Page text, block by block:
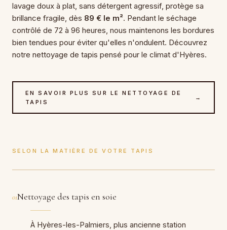
lavage doux à plat, sans détergent agressif, protège sa
brillance fragile, dès 89 € le m². Pendant le séchage
contrôlé de 72 à 96 heures, nous maintenons les bordures
bien tendues pour éviter qu'elles n'ondulent. Découvrez
notre nettoyage de tapis pensé pour le climat d'Hyères.
EN SAVOIR PLUS SUR LE NETTOYAGE DE
TAPIS
→
SELON LA MATIÈRE DE VOTRE TAPIS
01Nettoyage des tapis en soie
À Hyères-les-Palmiers, plus ancienne station